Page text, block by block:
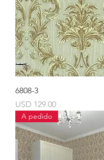
6808-3
Precio
USD 129.00
A pedido